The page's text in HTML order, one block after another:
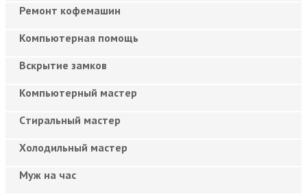
Ремонт кофемашин
Компьютерная помощь
Вскрытие замков
Компьютерный мастер
Cтиральный мастер
Холодильный мастер
Муж на час